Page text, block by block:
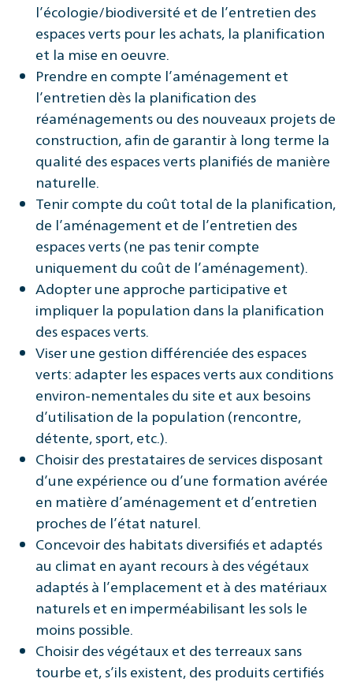
l’écologie/biodiversité et de l’entretien des
espaces verts pour les achats, la planification
et la mise en oeuvre.
Prendre en compte l’aménagement et
l’entretien dès la planification des
réaménagements ou des nouveaux projets de
construction, afin de garantir à long terme la
qualité des espaces verts planifiés de manière
naturelle.
Tenir compte du coût total de la planification,
de l’aménagement et de l’entretien des
espaces verts (ne pas tenir compte
uniquement du coût de l’aménagement).
Adopter une approche participative et
impliquer la population dans la planification
des espaces verts.
Viser une gestion différenciée des espaces
verts: adapter les espaces verts aux conditions
environ-nementales du site et aux besoins
d’utilisation de la population (rencontre,
détente, sport, etc.).
Choisir des prestataires de services disposant
d’une expérience ou d’une formation avérée
en matière d’aménagement et d’entretien
proches de l’état naturel.
Concevoir des habitats diversifiés et adaptés
au climat en ayant recours à des végétaux
adaptés à l’emplacement et à des matériaux
naturels et en imperméabilisant les sols le
moins possible.
Choisir des végétaux et des terreaux sans
tourbe et, s’ils existent, des produits certifiés